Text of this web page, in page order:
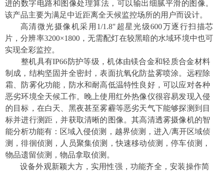
进的数字电路和图像处理算法，可以输出细腻平滑的图像。
该产品主要为满足中近距离全天候监控场所的用户而设计。
高清微光摄像机采用 1/1.8"超星光级600万逐行扫描芯
片，分辨率3200×1800，无需配灯在较黑暗的水域环境中也可
实现全彩监控。
整机具有IP66防护等级，机体由镁合金和轻质合金材料
制成，结构坚固并全密封，表面抗氧化防盐雾喷涂。远程除
霜、防雾化功能，防水和耐高低温特性良好，可以应对各种
恶劣环境全天候工作。 晚上使 用红外热像仪很容易发现入侵
的目标 ， 在白天、 黑夜甚至雾霾等恶劣天气下能够探测到目
标并进行测距 ，并获取清晰的图像。其高清透雾摄像机的智
能分析功能有 ：区域入侵侦测 ，越界侦测 ，进入/离开区域侦
测 ，徘徊侦测 ，人员聚集侦测 ，快速移动侦测 ，停车侦测 ，
物品遗留侦测 ，物品拿取侦测 。
设备外观新颖大方，实用性强 ，功能齐全 ，安装操作简